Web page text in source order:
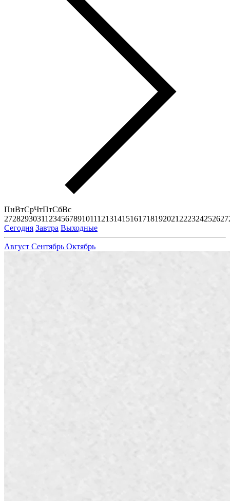
ПнВтСрЧтПтСбВс
27282930311 23456789101112131415161718192021 222324252627
Сегодня Завтра Выходные
Август Сентябрь Октябрь